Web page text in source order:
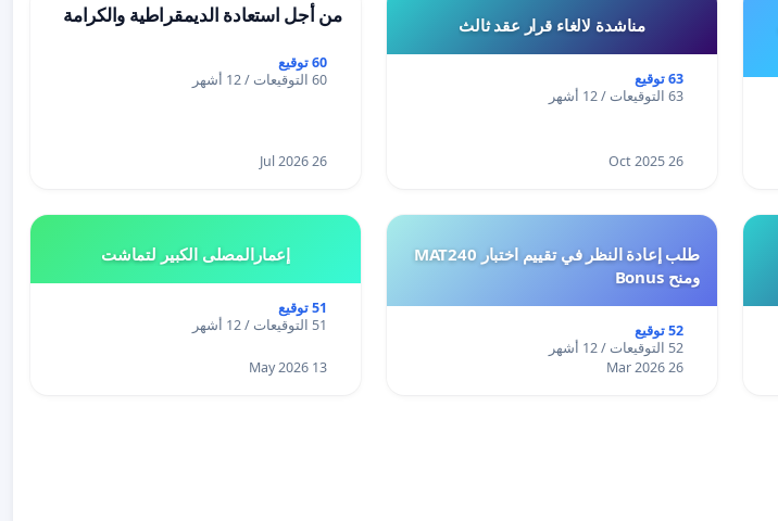
مناشدة لالغاء قرار عقد ثالث
63 توقيع
63 التوقيعات / 12 أشهر
26 Oct 2025
من أجل استعادة الديمقراطية والكرامة
60 توقيع
60 التوقيعات / 12 أشهر
26 Jul 2026
طلب إعادة النظر في تقييم اختبار MAT240
ومنح Bonus
52 توقيع
52 التوقيعات / 12 أشهر
26 Mar 2026
إعمارالمصلى الكبير لتماشت
51 توقيع
51 التوقيعات / 12 أشهر
13 May 2026